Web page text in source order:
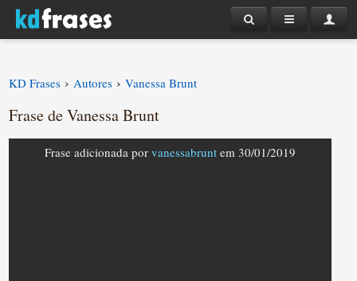
KD Frases › Autores › Vanessa Brunt
Frase de Vanessa Brunt
Frase adicionada por vanessabruntem 30/01/2019